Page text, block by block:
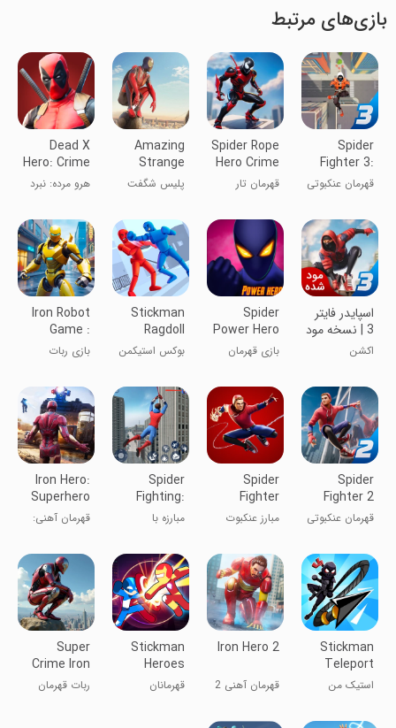
بازی‌های مرتبط
Spider
Fighter 3:
Action
Game
قهرمان عنکبوتی
Spider Rope
Hero Crime
City
قهرمان تار
جرم
Amazing
Strange
Rope Police
- Vice
Vegas
پلیس شگفت
طنابی
Dead X
Hero: Crime
City
Fighting
هرو مرده: نبرد
اسپایدر فایتر
3 | نسخه مود
شده
اکشن
Spider
Power Hero
Fighter
Game
بازی قهرمان
Stickman
Ragdoll
Fighter:
Bash
بوکس استیکمن
Iron Robot
Game :
Robot
Games
بازی ربات
ربات
Spider
Fighter 2
قهرمان عنکبوتی
Spider
Fighter
مبارز عنکبوت
Spider
Fighting:
Hero Game
مبارزه با
قهرمان
Iron Hero:
Superhero
Fighting
قهرمان آهنی:
ابرقهرمانان
Stickman
Teleport
Master 3D
استیک من
Iron Hero 2
قهرمان آهنی 2
Stickman
Heroes
Fight -
Super Stick
قهرمانان
Super
Crime Iron
Hero Robot
ربات قهرمان